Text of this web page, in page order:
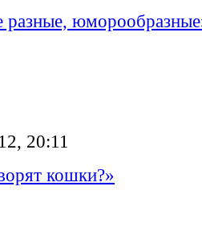
разные,
20:11
кошки?»